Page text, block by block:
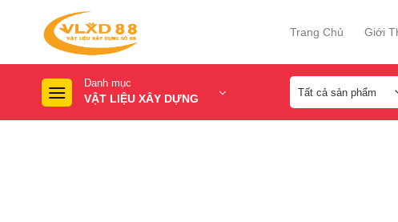
Trang Chủ Giới
Danh mục
VẬT LIỆU XÂY DỰNG